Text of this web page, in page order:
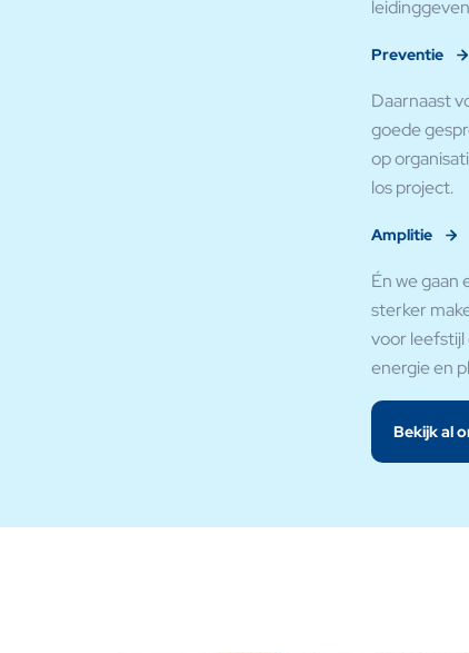
Preventie
Daarnaast
goede
op
los project.
Amplitie
Én we gaan
sterker
voor
energie en
Bekijk al